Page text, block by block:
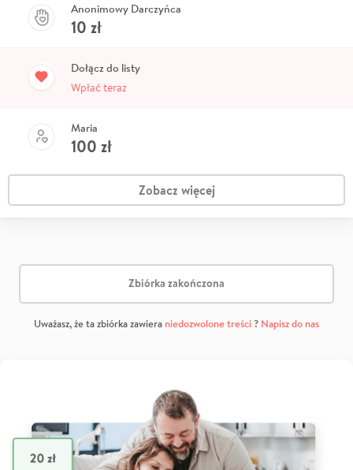
Anonimowy Darczyńca
10 zł
Dołącz do listy
Wpłać teraz
Maria
100 zł
Zobacz więcej
Zbiórka zakończona
Uważasz, że ta zbiórka zawiera niedozwolone treści? Napisz do nas